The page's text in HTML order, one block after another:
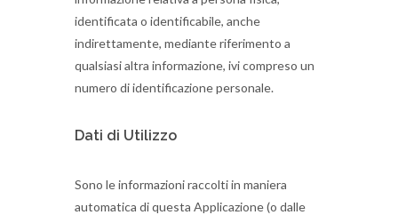
identificata o identificabile, anche
indirettamente, mediante riferimento a
qualsiasi altra informazione, ivi compreso un
numero di identificazione personale.
Dati di Utilizzo
Sono le informazioni raccolti in maniera
automatica di questa Applicazione (o dalle